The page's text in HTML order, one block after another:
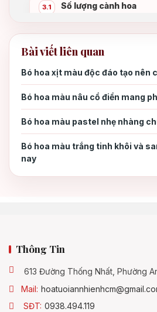
3.1 Số lượng cành hoa
3.2
Kiểu dáng bó hoa
Cửa hàng bán hoa
Bài viết liên quan
Bó hoa xịt màu độc đáo tạo nên
Bó hoa màu nâu cổ điển mang
Bó hoa màu pastel nhẹ nhàng
Bó hoa màu trắng tinh khôi và
nay
Thông Tin
613 Đường Thống Nhất, Phường
Mail:
SĐT: 0938.494.119